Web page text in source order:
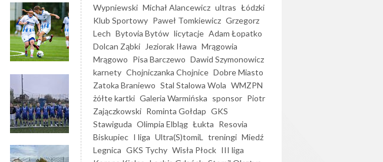
Wypniewski Michał Alancewicz ultras Łódzki
Klub Sportowy Paweł Tomkiewicz Grzegorz
Lech Bytovia Bytów licytacje Adam Łopatko
Dolcan Ząbki
Jeziorak Iława Mrągowia
Mrągowo Pisa Barczewo Dawid Szymonowicz
karnety Chojniczanka Chojnice Dobre Miasto
Zatoka Braniewo Stal Stalowa Wola WMZPN
żółte kartki Galeria Warmińska sponsor Piotr
Zajączkowski Rominta Gołdap GKS
Stawiguda Olimpia Elbląg Łukta Resovia
Biskupiec I liga Ultra(S)tomiL treningi Miedź
Legnica GKS Tychy Wisła Płock III liga